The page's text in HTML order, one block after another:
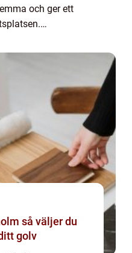
och ger ett
för hur rummen
du
golv